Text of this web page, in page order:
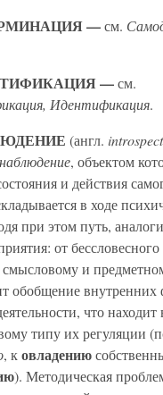
—см.
—см.
Идентификация.
(англ.
наблюдение, объектом
и действия
в ходе
при этом путь,
от
и
обобщение
что
типу их регуляции
, ковладению
). Методическая